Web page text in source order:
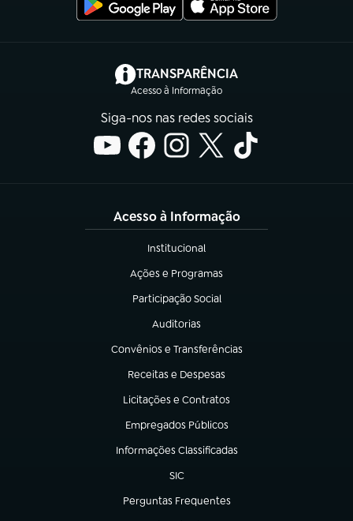
TRANSPARÊNCIA
Acesso à Informação
(abre em nova aba)
Siga-nos nas redes sociais
Acesso à Informação
Institucional
(abre em nova aba)
Ações e Programas
(abre em nova aba)
Participação Social
(abre em nova aba)
Auditorias
(abre em nova aba)
Convênios e Transferências
(abre em nova aba)
Receitas e Despesas
(abre em nova aba)
Licitações e Contratos
(abre em nova aba)
Empregados Públicos
(abre em nova aba)
Informações Classificadas
(abre em nova aba)
SIC
(abre em nova aba)
Perguntas Frequentes
(abre em nova aba)